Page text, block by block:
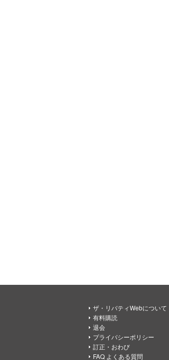
ザ・リバティWebについて
有料購読
退会
プライバシーポリシー
訂正・おわび
FAQ よくある質問